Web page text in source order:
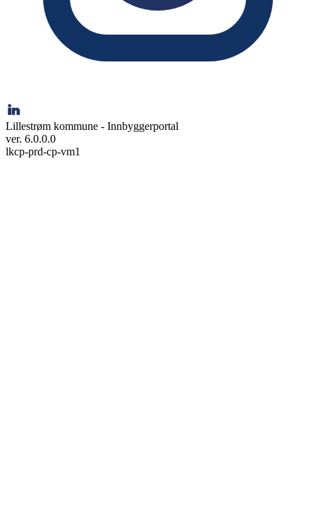
Lillestrøm kommune - Innbyggerportal
ver. 6.0.0.0
lkcp-prd-cp-vm1